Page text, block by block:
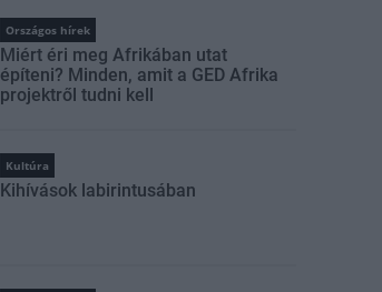
Országos hírek
Miért éri meg Afrikában utat
építeni? Minden, amit a GED Afrika
projektről tudni kell
Kultúra
Kihívások labirintusában